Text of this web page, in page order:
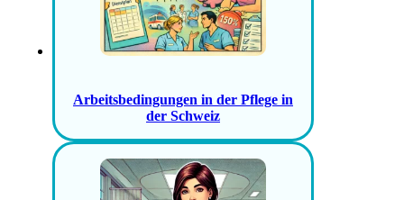
Arbeitsbedingungen in der Pflege in
der Schweiz